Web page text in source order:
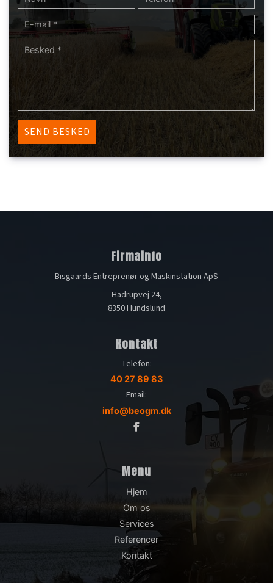
Firmainfo
Bisgaards Entreprenør og Maskinstation ApS
Hadrupvej 24,
8350 Hundslund
Kontakt
Telefon:
40 27 89 83
Email:
info@beogm.dk
Menu
Hjem
Om os
Services
Referencer
Kontakt